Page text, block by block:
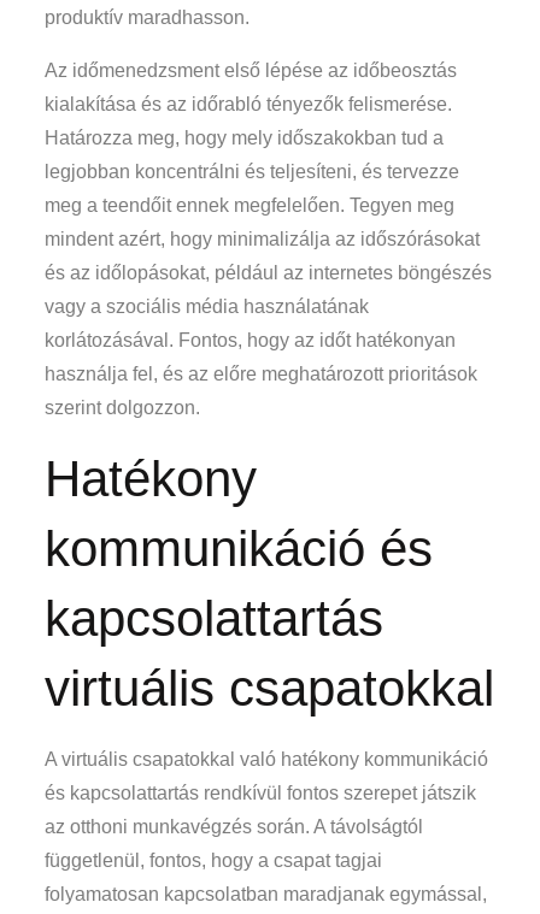
produktív maradhasson.
Az időmenedzsment első lépése az időbeosztás
kialakítása és az időrabló tényezők felismerése.
Határozza meg, hogy mely időszakokban tud a
legjobban koncentrálni és teljesíteni, és tervezze
meg a teendőit ennek megfelelően. Tegyen meg
mindent azért, hogy minimalizálja az időszórásokat
és az időlopásokat, például az internetes böngészés
vagy a szociális média használatának
korlátozásával. Fontos, hogy az időt hatékonyan
használja fel, és az előre meghatározott prioritások
szerint dolgozzon.
Hatékony
kommunikáció és
kapcsolattartás
virtuális csapatokkal
A virtuális csapatokkal való hatékony kommunikáció
és kapcsolattartás rendkívül fontos szerepet játszik
az otthoni munkavégzés során. A távolságtól
függetlenül, fontos, hogy a csapat tagjai
folyamatosan kapcsolatban maradjanak egymással,